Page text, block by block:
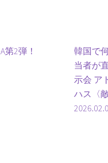
第2弾！
韓国で
当者が
示会 ア
ハス〈